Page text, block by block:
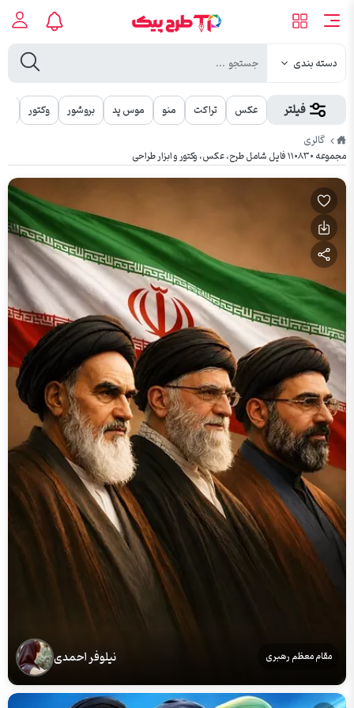
دسته بندی
فیلتر عکس تراکت منو موس پد بروشور وکتور
طرح
پیک
گالری
مجموعه ۱۱۰۸۳۰ فایل شامل طرح، عکس، وکتور و ابزار طراحی
مقام معظم رهبری نیلوفر احمدی